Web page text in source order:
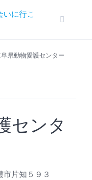
県動物愛護センター
センタ
片知５９３